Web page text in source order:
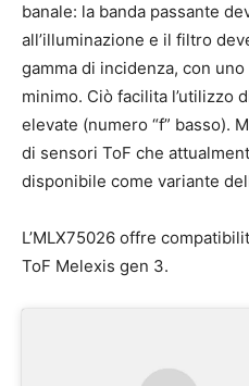
banale: la banda passante
all’illuminazione e il filtro
gamma di incidenza, con
minimo. Ciò facilita l’utilizzo
elevate (numero “f” basso).
di sensori ToF che
disponibile come variante
L’MLX75026 offre
ToF Melexis gen 3.